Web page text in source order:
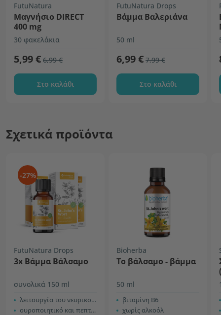
FutuNatura
Μαγνήσιο DIRECT
400 mg
30 φακελάκια
5,99 € 6,99 €
Στο καλάθι
FutuNatura Drops
Βάμμα Βαλεριάνα
50 ml
6,99 € 7,99 €
Στο καλάθι
Σχετικά προϊόντα
-27%
FutuNatura Drops
3x Βάμμα Βάλσαμο
συνολικά 150 ml
λειτουργία του νευρικού συστήματος
ουροποιητικό και πεπτικό σύστημα
Bioherba
Το βάλσαμο - βάμμα
50 ml
βιταμίνη B6
χωρίς αλκοόλ